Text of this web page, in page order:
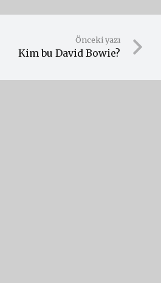
Önceki yazı
Kim bu David Bowie?